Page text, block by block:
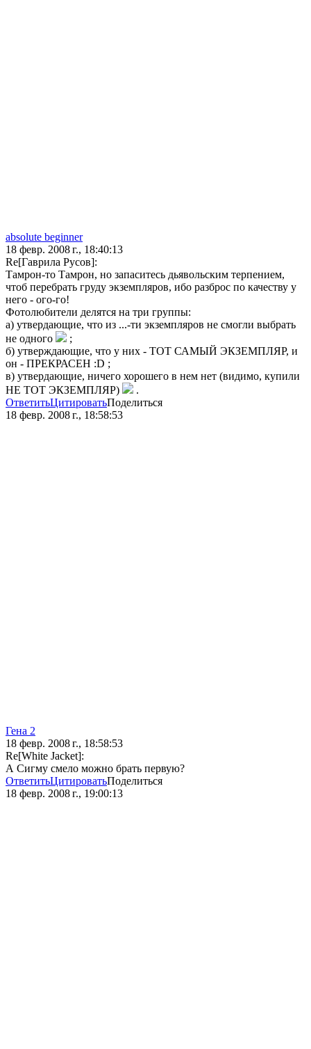
absolute beginner
18 февр. 2008 г., 18:40:13
Re[Гаврила Русов]:
Тамрон-то Тамрон, но запаситесь дьявольским терпением,
чтоб перебрать груду экземпляров, ибо разброс по качеству у
него - ого-го!
Фотолюбители делятся на три группы:
а) утвердающие, что из ...-ти экземпляров не смогли выбрать
не одного
;
б) утверждающие, что у них - ТОТ САМЫЙ ЭКЗЕМПЛЯР, и
он - ПРЕКРАСЕН :D ;
в) утвердающие, ничего хорошего в нем нет (видимо, купили
НЕ ТОТ ЭКЗЕМПЛЯР)
.
ОтветитьЦитироватьПоделиться
18 февр. 2008 г., 18:58:53
Гена 2
18 февр. 2008 г., 18:58:53
Re[White Jacket]:
А Сигму смело можно брать первую?
ОтветитьЦитироватьПоделиться
18 февр. 2008 г., 19:00:13